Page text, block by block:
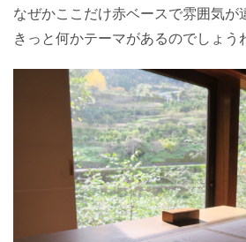
なぜかここだけ赤ベースで雰囲気が
きっと何かテーマがあるのでしょう